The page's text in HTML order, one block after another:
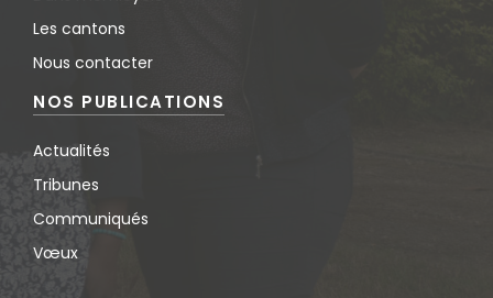
Les cantons
Nous contacter
NOS PUBLICATIONS
Actualités
Tribunes
Communiqués
Vœux